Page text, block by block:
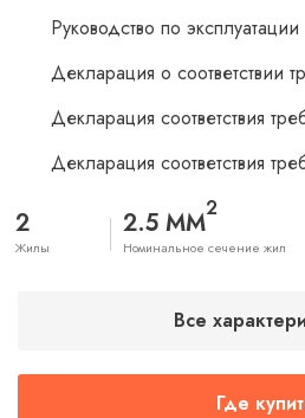
Руководство по эксплуатации
Декларация о соответствии
Декларация соответствия
Декларация соответствия
2
Жилы
2.5 ММ2
Номинальное сечение жил
Все
Где